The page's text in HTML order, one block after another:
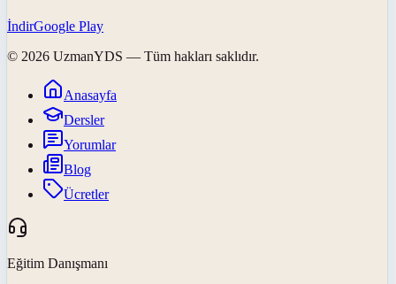
İndirGoogle Play
© 2026 UzmanYDS — Tüm hakları saklıdır.
Anasayfa
Dersler
Yorumlar
Blog
Ücretler
Eğitim Danışmanı